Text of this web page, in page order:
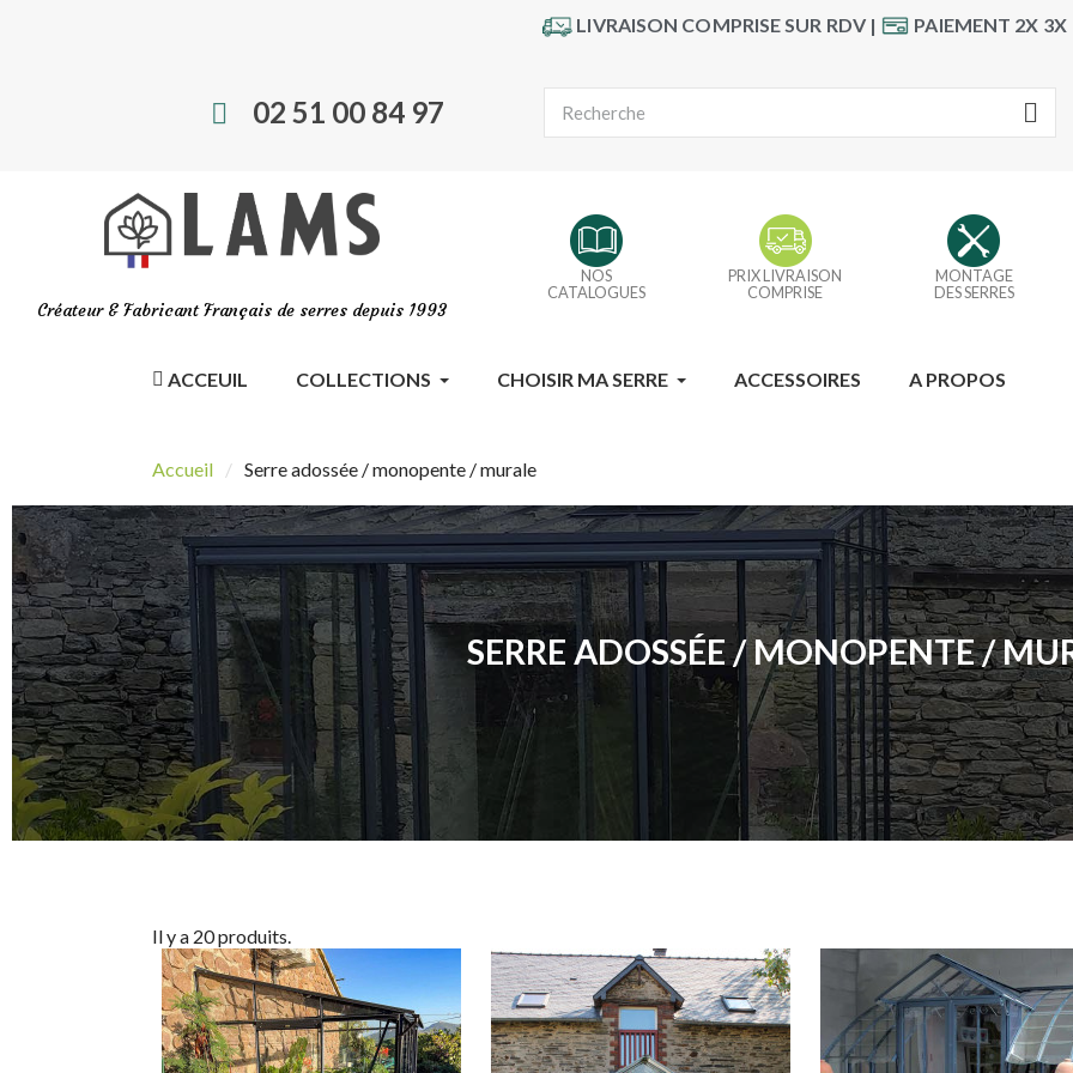
LIVRAISON COMPRISE SUR RDV | PAIEMENT 2X 3X
02 51 00 84 97
Créateur & Fabricant Français de serres depuis 1993
NOS
CATALOGUES
PRIX LIVRAISON
COMPRISE
MONTAGE
DES SERRES
ACCEUIL COLLECTIONS CHOISIR MA SERRE ACCESSOIRES A PROPOS
Accueil Serre adossée / monopente / murale
SERRE ADOSSÉE / MONOPENTE /
Il y a 20 produits.